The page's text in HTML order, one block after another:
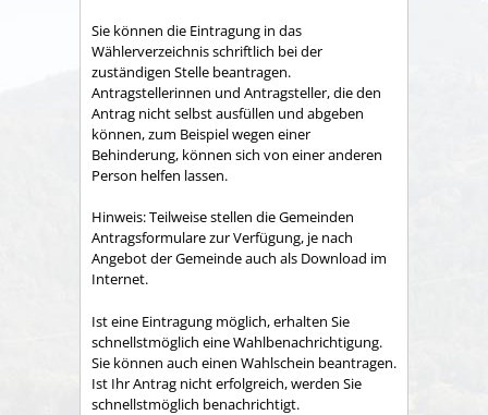
Sie können die Eintragung in das
Wählerverzeichnis schriftlich bei der
zuständigen Stelle beantragen.
Antragstellerinnen und Antragsteller, die den
Antrag nicht selbst ausfüllen und abgeben
können, zum Beispiel wegen einer
Behinderung, können sich von einer anderen
Person helfen lassen.
Hinweis:Teilweise stellen die Gemeinden
Antragsformulare zur Verfügung, je nach
Angebot der Gemeinde auch als Download im
Internet.
Ist eine Eintragung möglich, erhalten Sie
schnellstmöglich eine Wahlbenachrichtigung.
Sie können auch einen Wahlschein beantragen.
Ist Ihr Antrag nicht erfolgreich, werden Sie
schnellstmöglich benachrichtigt.